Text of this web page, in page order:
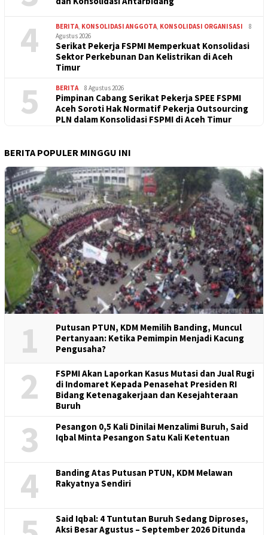
4 BERITA, KONSOLIDASI ANGGOTA, KONSOLIDASI ORGANISASI
8
Agustus 2026
Serikat Pekerja FSPMI Memperkuat Konsolidasi
Sektor Perkebunan Dan Kelistrikan di Aceh
Timur
5 BERITA 8 Agustus 2026
Pimpinan Cabang Serikat Pekerja SPEE FSPMI
Aceh Soroti Hak Normatif Pekerja Outsourcing
PLN dalam Konsolidasi FSPMI di Aceh Timur
BERITA POPULER MINGGU INI
1
Putusan PTUN, KDM Memilih Banding, Muncul
Pertanyaan: Ketika Pemimpin Menjadi Kacung
Pengusaha?
2
FSPMI Akan Laporkan Kasus Mutasi dan Jual Rugi
di Indomaret Kepada Penasehat Presiden RI
Bidang Ketenagakerjaan dan Kesejahteraan
Buruh
3
Pesangon 0,5 Kali Dinilai Menzalimi Buruh, Said
Iqbal Minta Pesangon Satu Kali Ketentuan
4
Banding Atas Putusan PTUN, KDM Melawan
Rakyatnya Sendiri
Said Iqbal: 4 Tuntutan Buruh Sedang Diproses,
Aksi Besar Agustus – September 2026 Ditunda